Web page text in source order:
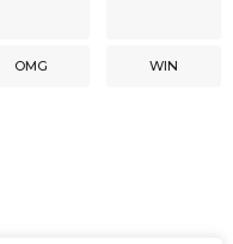
OMG WIN